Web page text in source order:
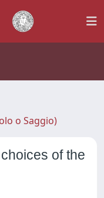
o Saggio)
of the